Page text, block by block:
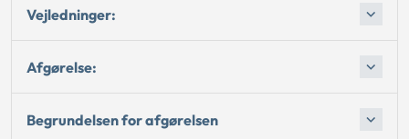
Vejledninger:
Afgørelse:
Begrundelsen for afgørelsen